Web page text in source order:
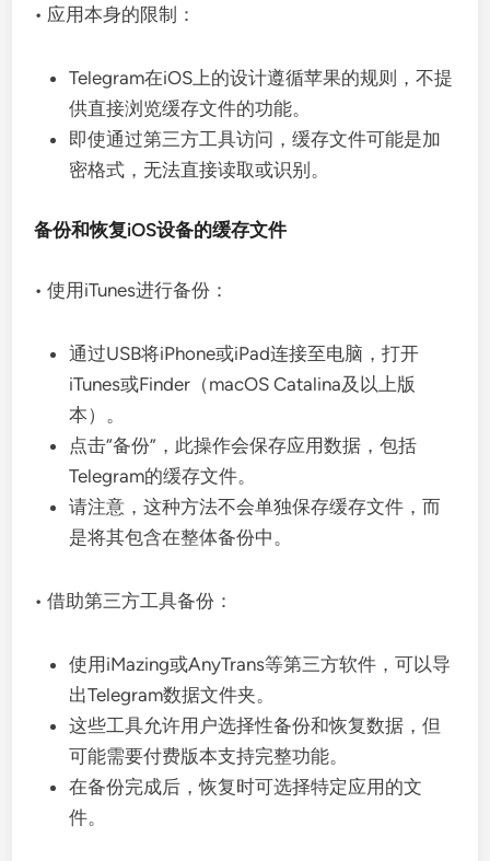
• 应用本身的限制：
Telegram在iOS上的设计遵循苹果的规则，不提
供直接浏览缓存文件的功能。
即使通过第三方工具访问，缓存文件可能是加
密格式，无法直接读取或识别。
备份和恢复iOS设备的缓存文件
• 使用iTunes进行备份：
通过USB将iPhone或iPad连接至电脑，打开
iTunes或Finder（macOS Catalina及以上版
本）。
点击“备份”，此操作会保存应用数据，包括
Telegram的缓存文件。
请注意，这种方法不会单独保存缓存文件，而
是将其包含在整体备份中。
• 借助第三方工具备份：
使用iMazing或AnyTrans等第三方软件，可以导
出Telegram数据文件夹。
这些工具允许用户选择性备份和恢复数据，但
可能需要付费版本支持完整功能。
在备份完成后，恢复时可选择特定应用的文
件。